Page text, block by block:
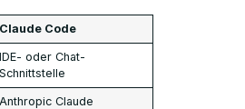
Claude Code
IDE- oder Chat-
Schnittstelle
Anthropic Claude